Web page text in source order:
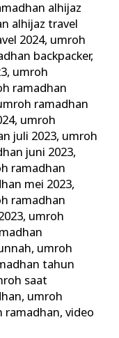
alhijaz
alhijaz travel
2024, umroh
backpacker,
, umroh
ramadhan
ramadhan
, umroh
juli 2023, umroh
juni 2023,
ramadhan
mei 2023,
ramadhan
, umroh
, umroh
tahun
saat
, umroh
ramadhan,video